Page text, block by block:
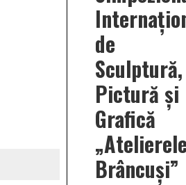
de
Sculptură,
Pictură și
Grafică
Brâncuși”